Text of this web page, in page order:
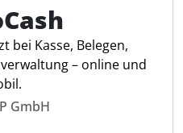
bei Kasse, Belegen,
– online und
GmbH